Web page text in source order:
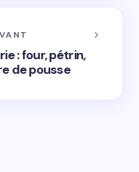
: four, pétrin,
de pousse